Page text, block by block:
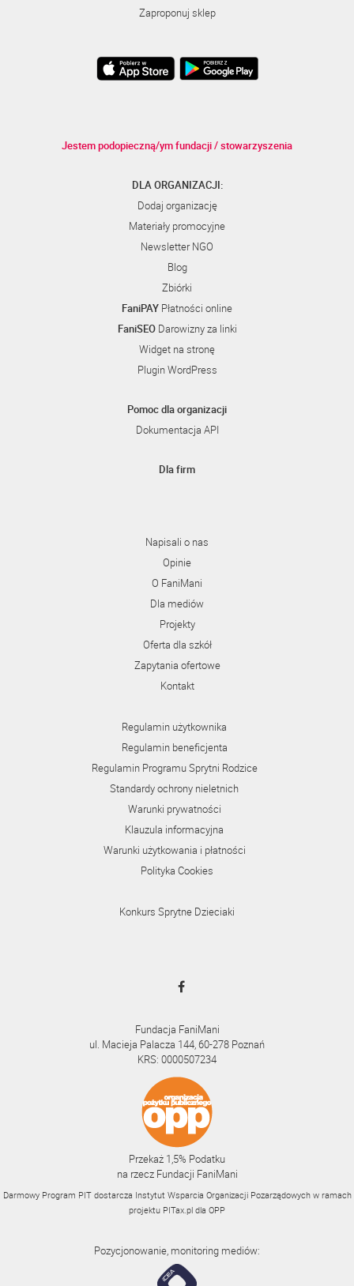
Zaproponuj sklep
Jestem podopieczną/ym fundacji / stowarzyszenia
DLA ORGANIZACJI:
Dodaj organizację
Materiały promocyjne
Newsletter NGO
Blog
Zbiórki
FaniPAY Płatności online
FaniSEODarowizny za linki
Widget na stronę
Plugin WordPress
Pomoc dla organizacji
Dokumentacja API
Dla firm
Napisali o nas
Opinie
O FaniMani
Dla mediów
Projekty
Oferta dla szkół
Zapytania ofertowe
Kontakt
Regulamin użytkownika
Regulamin beneficjenta
Regulamin Programu Sprytni Rodzice
Standardy ochrony nieletnich
Warunki prywatności
Klauzula informacyjna
Warunki użytkowania i płatności
Polityka Cookies
Konkurs Sprytne Dzieciaki
Fundacja FaniMani
ul. Macieja Palacza 144, 60-278 Poznań
KRS: 0000507234
Przekaż 1,5% Podatku
na rzecz Fundacji FaniMani
Darmowy Program PIT dostarcza Instytut Wsparcia Organizacji Pozarządowych w ramach
projektu PITax.pl dla OPP
Pozycjonowanie, monitoring mediów: